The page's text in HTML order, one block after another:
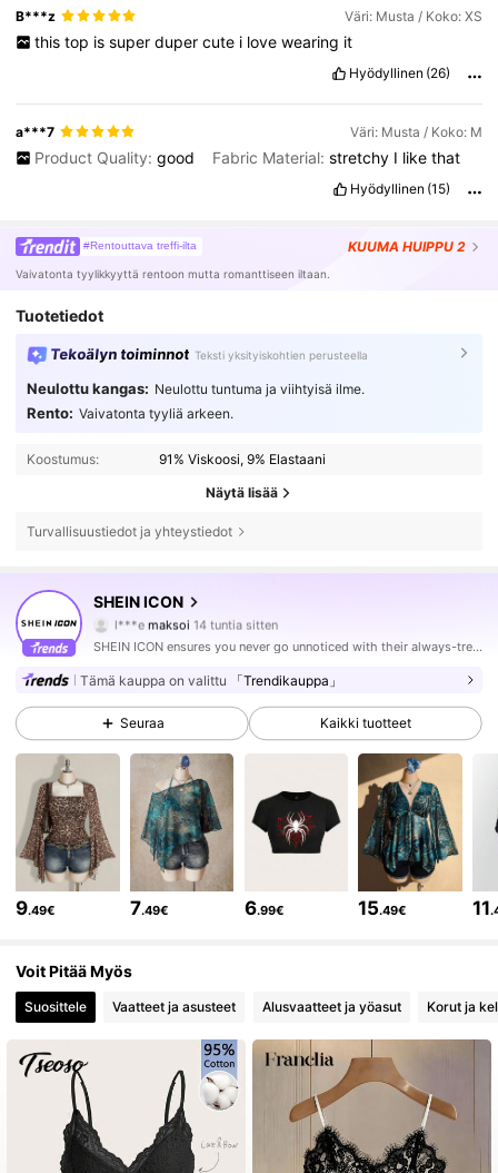
B***z Väri: Musta / Koko: XS
this top is super duper cute i love wearing it
Hyödyllinen (26)
a***7 Väri: Musta / Koko: M
Product Quality: good Fabric Material: stretchy I like that
Hyödyllinen (15)
#Rentouttava treffi-ilta KUUMA HUIPPU 2
Vaivatonta tyylikkyyttä rentoon mutta romanttiseen iltaan.
Tuotetiedot
Tekoälyn toiminnot Teksti yksityiskohtien perusteella
Neulottu kangas: Neulottu tuntuma ja viihtyisä ilme.
Rento: Vaivatonta tyyliä arkeen.
Koostumus: 91% Viskoosi, 9% Elastaani
Näytä lisää
Turvallisuustiedot ja yhteystiedot
SHEIN ICON
4.84
1.8M Seuraajat
l***emaksoi 14 tuntia sitten
f***n seurasi
4.84 1.8M Seuraajat
4.84 1.8M Seuraajat
1.8M Seuraajat
4.84
4.84
1.8M Seuraajat
1.8M Seuraajat
SHEIN ICON ensures you never go unnoticed with their always-trendy & equally edgy looks.
Tämä kauppa on valittu 「Trendikauppa」
Seuraa Kaikki tuotteet
9.49€ 7.49€ 6.99€ 15.49€ 11
Voit Pitää Myös
Suosittele Vaatteet ja asusteet Alusvaatteet ja yöasut Korut ja